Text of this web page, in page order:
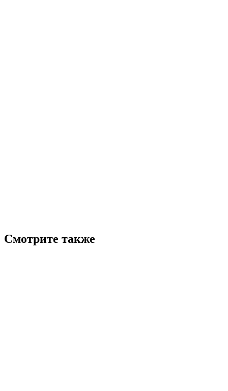
Смотрите также